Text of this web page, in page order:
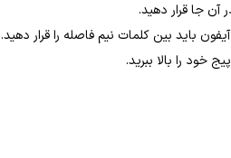
آن ‌جا قرار دهید.
باید بین کلمات نیم فاصله را قرار دهید.
خود را بالا ببرید.